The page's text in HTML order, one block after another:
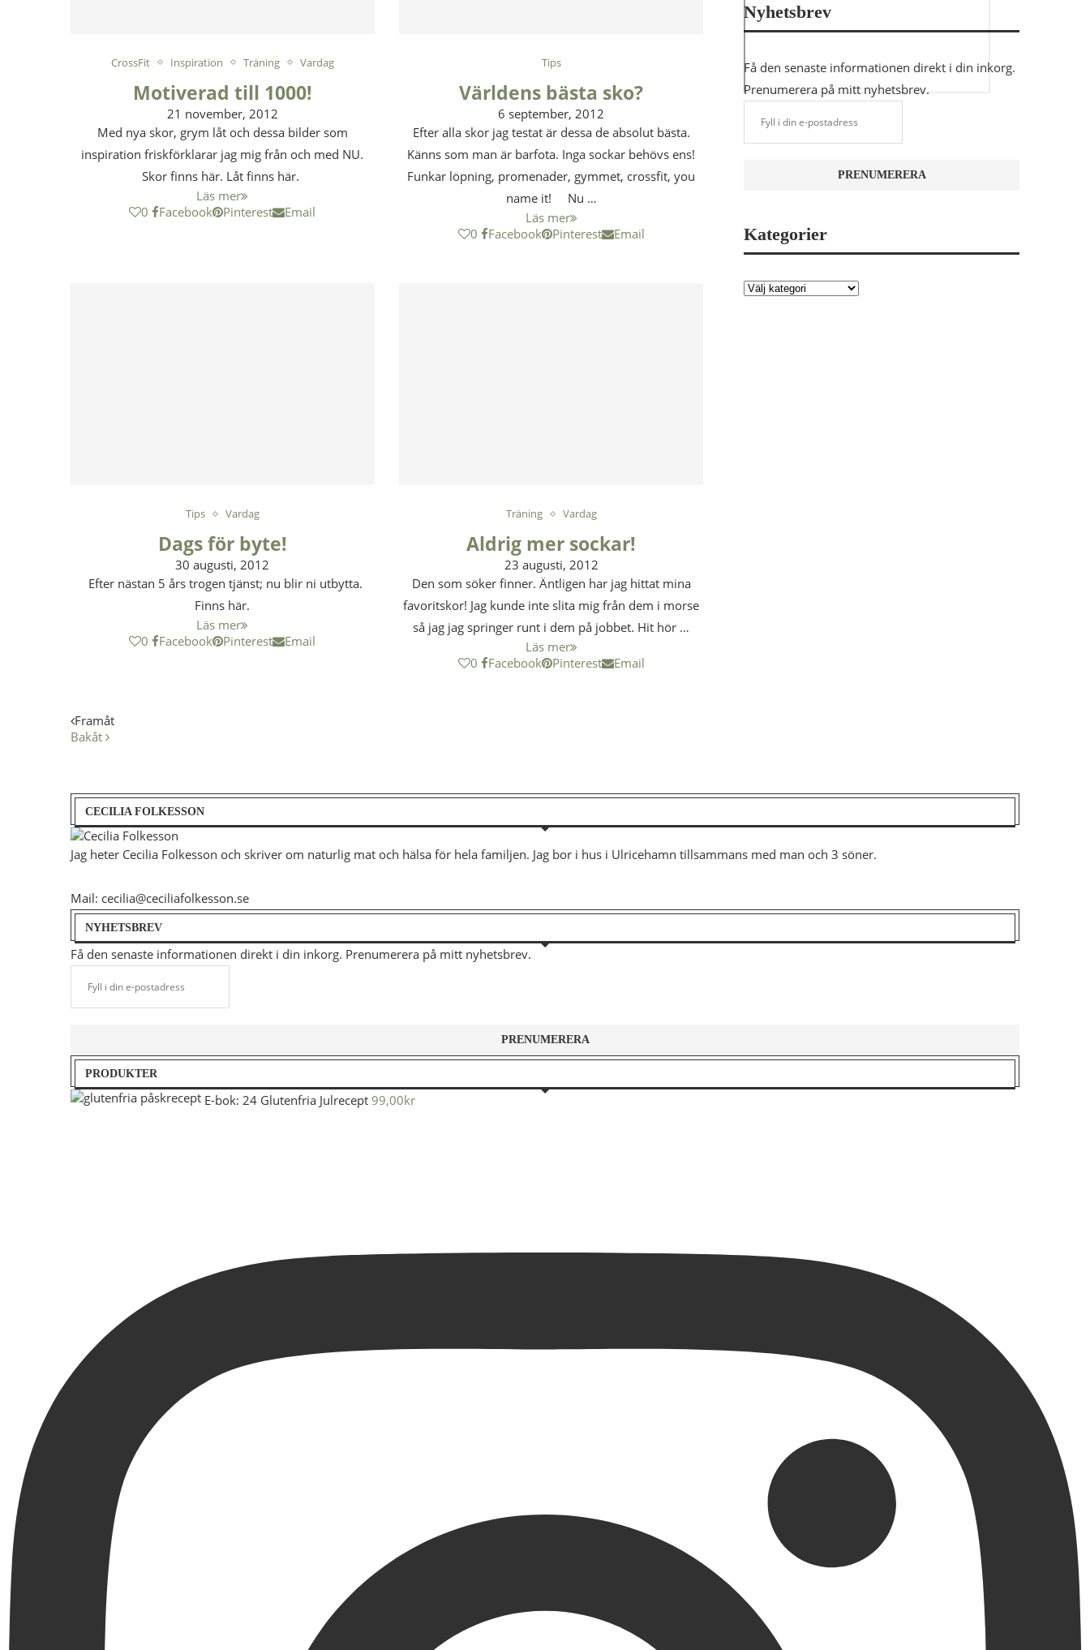
CrossFit Inspiration Träning Vardag
Motiverad till 1000!
21 november, 2012
Med nya skor, grym låt och dessa bilder som
inspiration friskförklarar jag mig från och med NU.
Skor finns här. Låt finns här.
Läs mer
0
Facebook Pinterest Email
Tips
Världens bästa sko?
6 september, 2012
Efter alla skor jag testat är dessa de absolut bästa.
Känns som man är barfota. Inga sockar behövs ens!
Funkar löpning, promenader, gymmet, crossfit, you
name it! Nu …
Läs mer
0
Facebook Pinterest Email
Tips Vardag
Dags för byte!
30 augusti, 2012
Efter nästan 5 års trogen tjänst; nu blir ni utbytta.
Finns här.
Läs mer
0
Facebook Pinterest Email
Träning Vardag
Aldrig mer sockar!
23 augusti, 2012
Den som söker finner. Äntligen har jag hittat mina
favoritskor! Jag kunde inte slita mig från dem i morse
så jag jag springer runt i dem på jobbet. Hit hör …
Läs mer
0
Facebook Pinterest Email
Framåt
Bakåt
Nyhetsbrev
Få den senaste informationen direkt i din inkorg.
Prenumerera på mitt nyhetsbrev.
Kategorier
CECILIA FOLKESSON
Jag heter Cecilia Folkesson och skriver om naturlig mat och hälsa för hela familjen. Jag bor i hus i Ulricehamn tillsammans med man och 3 söner.
Mail: cecilia@ceciliafolkesson.se
NYHETSBREV
Få den senaste informationen direkt i din inkorg. Prenumerera på mitt nyhetsbrev.
PRODUKTER
E-bok: 24 Glutenfria Julrecept 99,00kr